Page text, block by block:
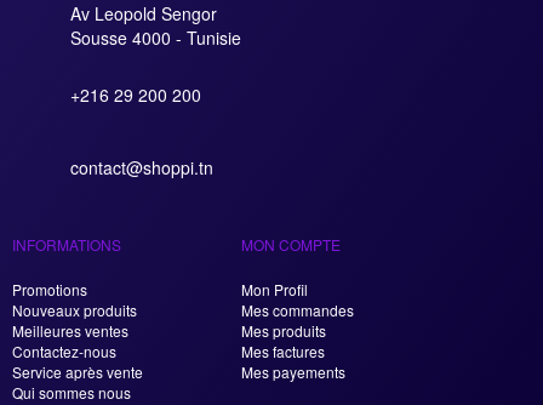
Av Leopold Sengor
Sousse 4000 - Tunisie
+216 29 200 200
contact@shoppi.tn
INFORMATIONS
Promotions
Nouveaux produits
Meilleures ventes
Contactez-nous
Service après vente
Qui sommes nous
MON COMPTE
Mon Profil
Mes commandes
Mes produits
Mes factures
Mes payements